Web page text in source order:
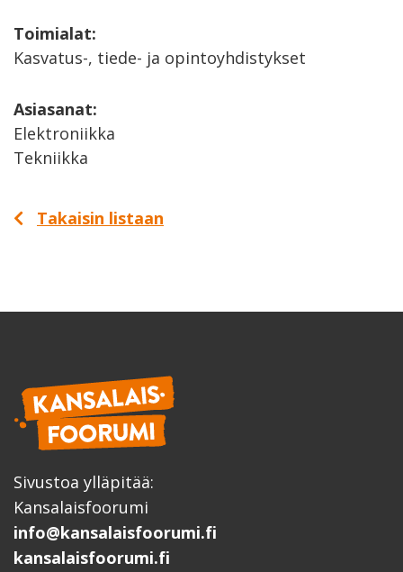
Toimialat:
Kasvatus-, tiede- ja opintoyhdistykset
Asiasanat:
Elektroniikka
Tekniikka
Takaisin listaan
Sivustoa ylläpitää:
Kansalaisfoorumi
info@kansalaisfoorumi.fi
kansalaisfoorumi.fi